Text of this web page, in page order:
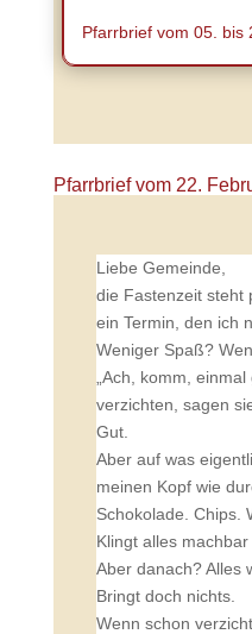
Pfarrbrief vom 05. bis
Pfarrbrief vom 22.
Liebe Gemeinde,
die Fastenzeit steht
ein Termin, den ich
Weniger Spaß?
„Ach, komm,
verzichten, sagen
Gut.
Aber auf was
meinen Kopf wie
Schokolade. Chips.
Klingt alles
Aber danach? Alles
Bringt doch nichts.
Wenn schon